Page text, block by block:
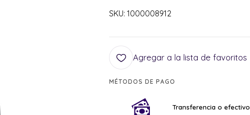
SKU: 1000008912
Agregar a la lista de favoritos
MÉTODOS DE PAGO
Transferencia o efectivo